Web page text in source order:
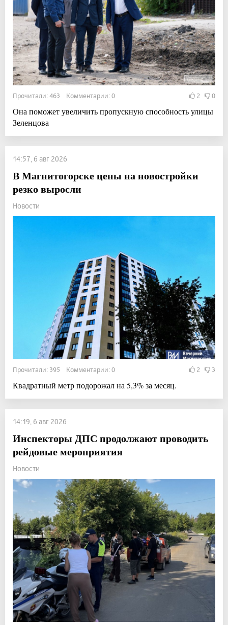
Прочитали: 463 Комментарии: 0 2 0
Она поможет увеличить пропускную способность улицы
Зеленцова
14:57, 6 авг 2026
В Магнитогорске цены на новостройки
резко выросли
Новости
Прочитали: 395 Комментарии: 0 2 3
Квадратный метр подорожал на 5,3% за месяц.
14:19, 6 авг 2026
Инспекторы ДПС продолжают проводить
рейдовые мероприятия
Новости